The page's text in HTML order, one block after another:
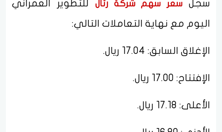
سجل سعر سهم شركة رتال للتطوير العمراني
اليوم مع نهاية التعاملات التالي:
الإغلاق السابق: 17.04 ريال.
الإفتتاح: 17.00 ريال.
الأعلى: 17.18 ريال.